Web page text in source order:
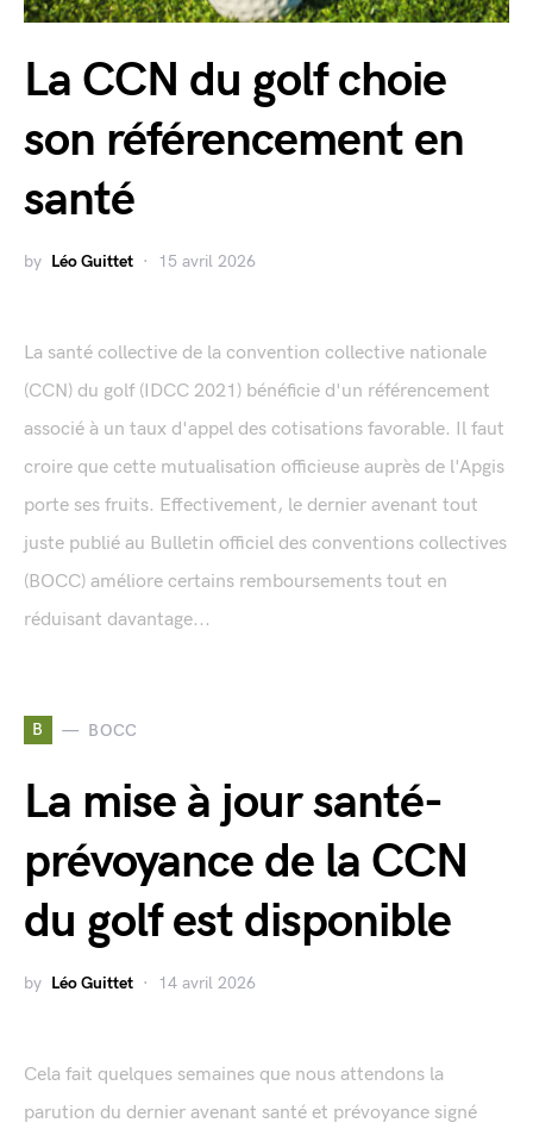
La CCN du golf choie
son référencement en
santé
by Léo Guittet 15 avril 2026
La santé collective de la convention collective nationale
(CCN) du golf (IDCC 2021) bénéficie d'un référencement
associé à un taux d'appel des cotisations favorable. Il faut
croire que cette mutualisation officieuse auprès de l'Apgis
porte ses fruits. Effectivement, le dernier avenant tout
juste publié au Bulletin officiel des conventions collectives
(BOCC) améliore certains remboursements tout en
réduisant davantage...
B BOCC
La mise à jour santé-
prévoyance de la CCN
du golf est disponible
by Léo Guittet 14 avril 2026
Cela fait quelques semaines que nous attendons la
parution du dernier avenant santé et prévoyance signé